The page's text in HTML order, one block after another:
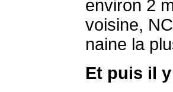
environ 2
voisine,
naine la
Et puis il